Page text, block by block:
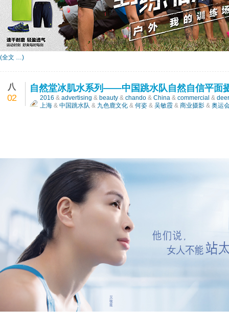
(全文 …)
八
02
自然堂冰肌水系列——中国跳水队自然自信平面
2016 & advertising & beauty & chando & China & commercial & deer
上海 & 中国跳水队 & 九色鹿文化 & 何姿 & 吴敏霞 & 商业摄影 & 奥运